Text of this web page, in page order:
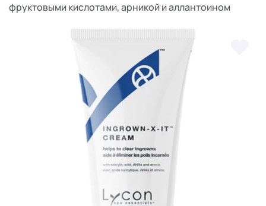
фруктовыми кислотами, арникой и аллантоином